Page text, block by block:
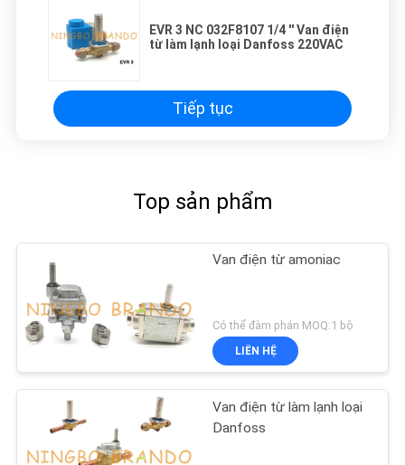
EVR 3 NC 032F8107 1/4 '' Van điện
từ làm lạnh loại Danfoss 220VAC
Tiếp tục
Top sản phẩm
Van điện từ amoniac
Có thể đàm phán MOQ:1 bộ
LIÊN HỆ
Van điện từ làm lạnh loại
Danfoss